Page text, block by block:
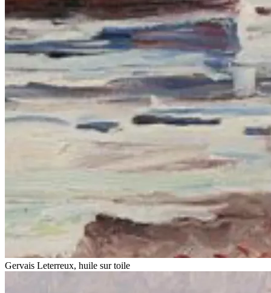
Gervais Leterreux, huile sur toile